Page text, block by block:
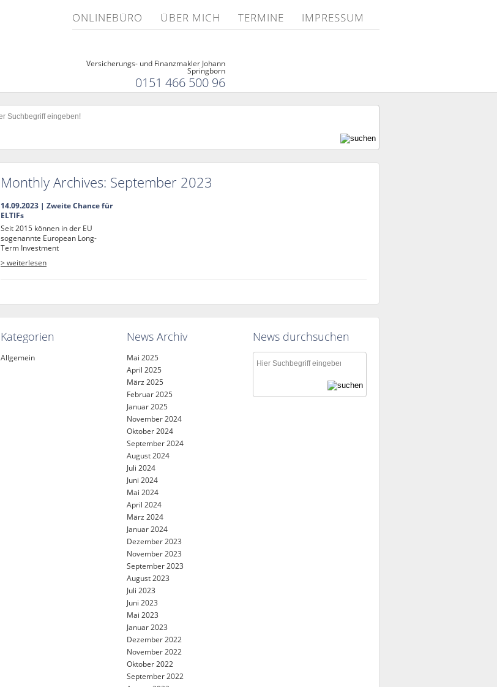
ONLINEBÜRO ÜBER MICH TERMINE IMPRESSUM
Versicherungs- und Finanzmakler Johann
Springborn
0151 466 500 96
Monthly Archives: September 2023
14.09.2023 | Zweite Chance für
ELTIFs
Seit 2015 können in der EU
sogenannte European Long-
Term Investment
> weiterlesen
Kategorien
Allgemein
News Archiv
Mai 2025
April 2025
März 2025
Februar 2025
Januar 2025
November 2024
Oktober 2024
September 2024
August 2024
Juli 2024
Juni 2024
Mai 2024
April 2024
März 2024
Januar 2024
Dezember 2023
November 2023
September 2023
August 2023
Juli 2023
Juni 2023
Mai 2023
Januar 2023
Dezember 2022
November 2022
Oktober 2022
September 2022
News durchsuchen